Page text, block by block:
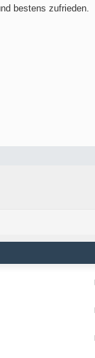
bestens zufrieden.